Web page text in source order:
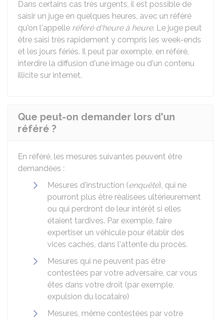
Dans certains cas très urgents, il est possible de
saisir un juge en quelques heures, avec un référé
qu'on l'appelle référé d'heure à heure. Le juge peut
être saisi très rapidement y compris les week-ends
et les jours fériés. Il peut par exemple, en référé,
interdire la diffusion d'une image ou d'un contenu
illicite sur internet.
Que peut-on demander lors d'un
référé ?
En référé, les mesures suivantes peuvent être
demandées :
Mesures d'instruction (enquête), qui ne
pourront plus être réalisées ultérieurement
ou qui perdront de leur intérêt si elles
étaient tardives. Par exemple, faire
expertiser un véhicule pour établir des
vices cachés, dans l'attente du procès.
Mesures qui ne peuvent pas être
contestées par votre adversaire, car vous
êtes dans votre droit (par exemple,
expulsion du locataire)
Mesures, même contestées par votre